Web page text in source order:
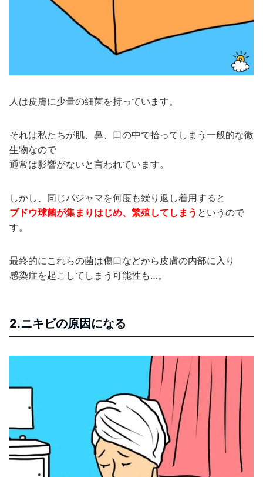
人は皮膚に少量の細菌を持っています。
それは私たちが肌、鼻、口の中で拾ってしまう一般的な微
生物なので
通常は影響がないと言われています。
しかし、同じパジャマを何度も繰り返し着用すると
ブドウ球菌が集まりはじめ、繁殖してしまう というので
す。
最終的にこれらの菌は傷口などから皮膚の内部に入り
感染症を起こしてしまう可能性も…。
2.ニキビの原因になる